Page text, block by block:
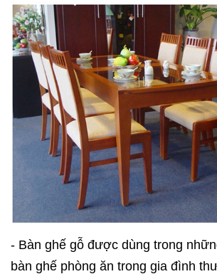
- Bàn ghế gỗ được dùng trong
bàn ghế phòng ăn trong gia đình